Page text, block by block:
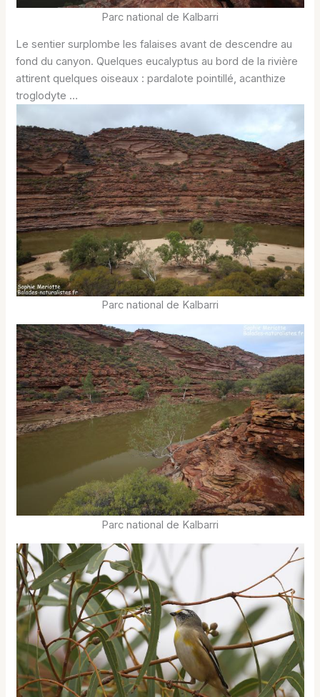
Parc national de Kalbarri
Le sentier surplombe les falaises avant de descendre au
fond du canyon. Quelques eucalyptus au bord de la rivière
attirent quelques oiseaux : pardalote pointillé, acanthize
troglodyte …
Parc national de Kalbarri
Parc national de Kalbarri